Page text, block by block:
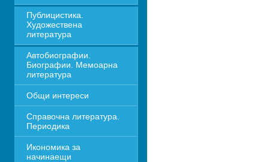
Публицистика.
Художествена
литература
Автобиографии.
Биографии. Мемоарна
литература
Общи интереси
Справочна литература.
Периодика
Икономика за
начинаещи